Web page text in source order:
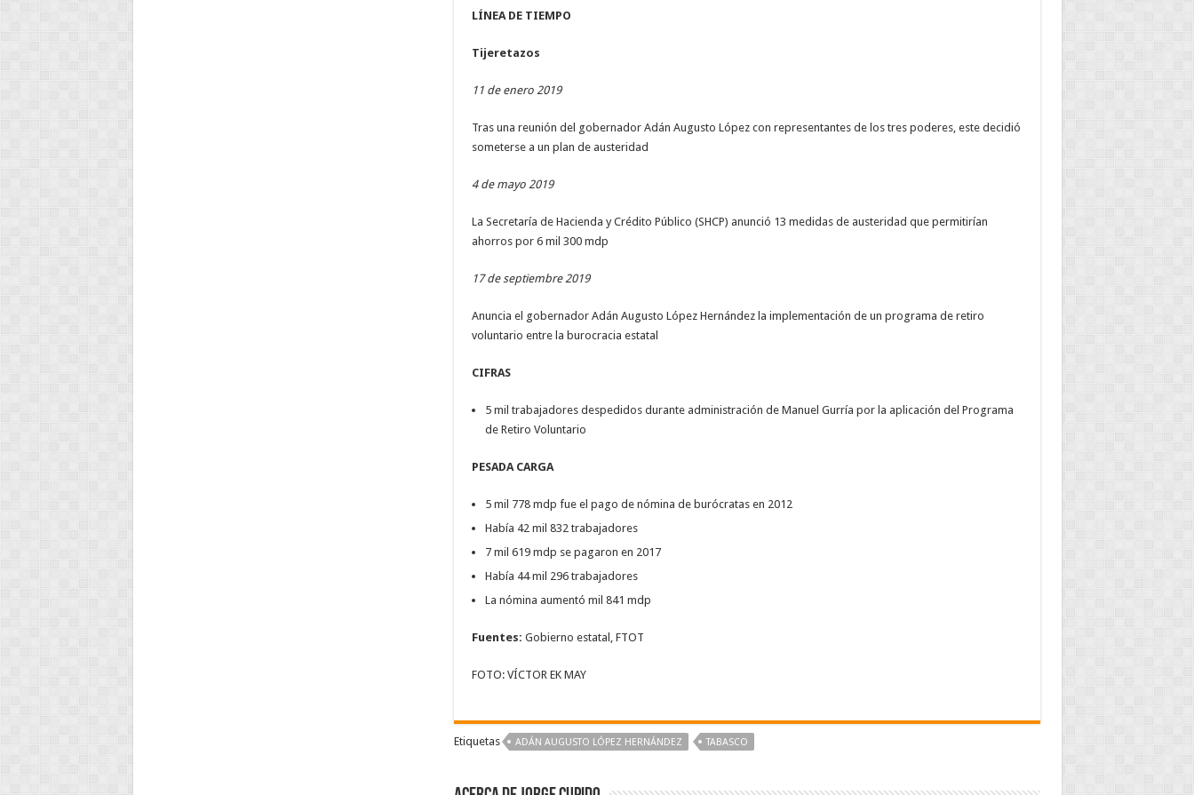
LÍNEA DE TIEMPO
Tijeretazos
11 de enero 2019
Tras una reunión del gobernador Adán Augusto López con representantes de los tres poderes, este decidió
someterse a un plan de austeridad
4 de mayo 2019
La Secretaría de Hacienda y Crédito Público (SHCP) anunció 13 medidas de austeridad que permitirían
ahorros por 6 mil 300 mdp
17 de septiembre 2019
Anuncia el gobernador Adán Augusto López Hernández la implementación de un programa de retiro
voluntario entre la burocracia estatal
CIFRAS
5 mil trabajadores despedidos durante administración de Manuel Gurría por la aplicación del Programa
de Retiro Voluntario
PESADA CARGA
5 mil 778 mdp fue el pago de nómina de burócratas en 2012
Había 42 mil 832 trabajadores
7 mil 619 mdp se pagaron en 2017
Había 44 mil 296 trabajadores
La nómina aumentó mil 841 mdp
Fuentes: Gobierno estatal, FTOT
FOTO: VÍCTOR EK MAY
Etiquetas ADÁN AUGUSTO LÓPEZ HERNÁNDEZ TABASCO